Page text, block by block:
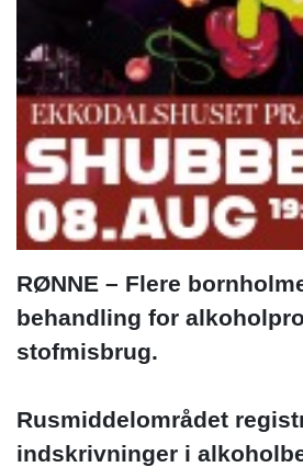
RØNNE – Flere
behandling for
stofmisbrug.
Rusmiddelområdet
indskrivninger i